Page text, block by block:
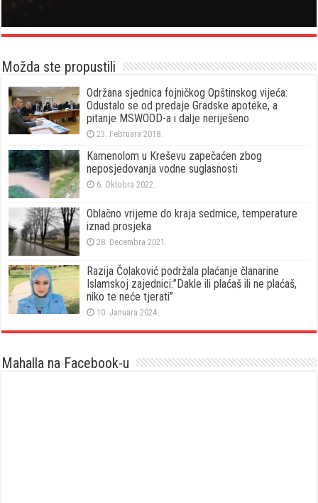
Možda ste propustili
Održana sjednica fojničkog Opštinskog vijeća:
Odustalo se od predaje Gradske apoteke, a
pitanje MSWOOD-a i dalje neriješeno
23. Februara 2018.
Kamenolom u Kreševu zapečaćen zbog
neposjedovanja vodne suglasnosti
6. Oktobra 2022.
Oblačno vrijeme do kraja sedmice, temperature
iznad prosjeka
28. Decembra 2021.
Razija Čolaković podržala plaćanje članarine
Islamskoj zajednici:”Dakle ili plaćaš ili ne plaćaš,
niko te neće tjerati”
10. Januara 2024.
Mahalla na Facebook-u